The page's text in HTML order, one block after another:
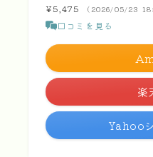
¥5,475
（2026/05/23
口コミを見る
楽
Yahoo